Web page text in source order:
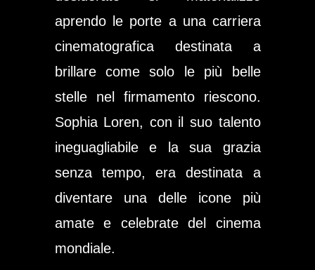
aprendo le porte a una carriera
cinematografica destinata a
brillare come solo le più belle
stelle nel firmamento riescono.
Sophia Loren, con il suo talento
ineguagliabile e la sua grazia
senza tempo, era destinata a
diventare una delle icone più
amate e celebrate del cinema
mondiale.